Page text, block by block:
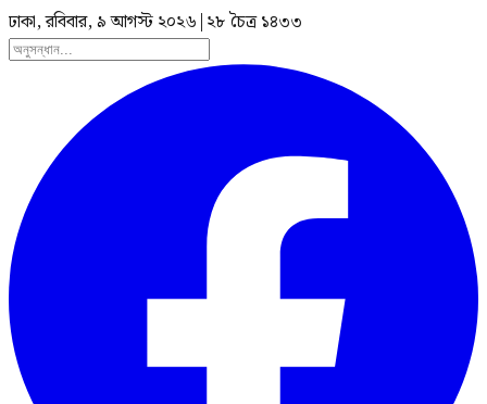
ঢাকা, রবিবার, ৯ আগস্ট ২০২৬ | ২৮ চৈত্র ১৪৩৩